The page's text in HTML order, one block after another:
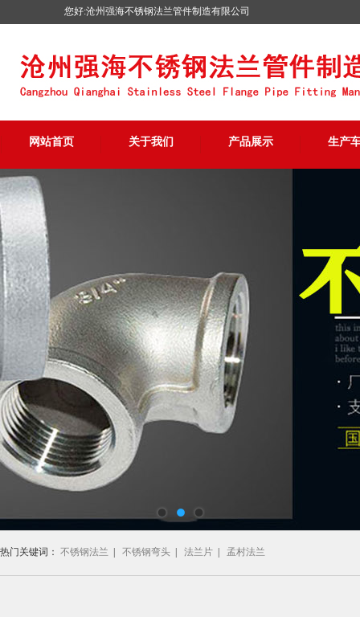
您好:沧州强海不锈钢法兰管件制造有限公司
网站首页 关于我们 产品展示 生产
热门关键词： 不锈钢法兰 不锈钢弯头 法兰片 孟村法兰